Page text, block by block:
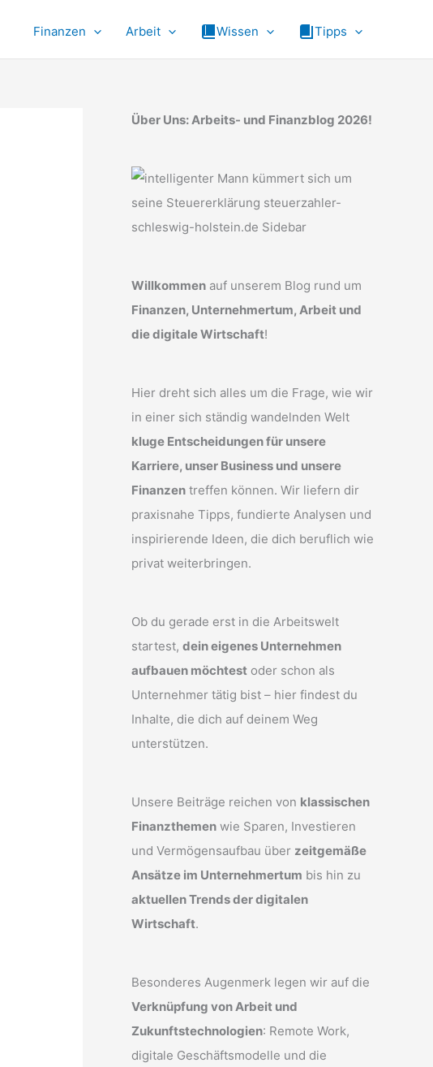
Finanzen Arbeit Wissen Tipps
Über Uns: Arbeits- und Finanzblog 2026!
Willkommen auf unserem Blog rund um
Finanzen, Unternehmertum, Arbeit und
die digitale Wirtschaft!
Hier dreht sich alles um die Frage, wie wir
in einer sich ständig wandelnden Welt
kluge Entscheidungen für unsere
Karriere, unser Business und unsere
Finanzen treffen können. Wir liefern dir
praxisnahe Tipps, fundierte Analysen und
inspirierende Ideen, die dich beruflich wie
privat weiterbringen.
Ob du gerade erst in die Arbeitswelt
startest, dein eigenes Unternehmen
aufbauen möchtest oder schon als
Unternehmer tätig bist – hier findest du
Inhalte, die dich auf deinem Weg
unterstützen.
Unsere Beiträge reichen von klassischen
Finanzthemen wie Sparen, Investieren
und Vermögensaufbau über zeitgemäße
Ansätze im Unternehmertum bis hin zu
aktuellen Trends der digitalen
Wirtschaft.
Besonderes Augenmerk legen wir auf die
Verknüpfung von Arbeit und
Zukunftstechnologien: Remote Work,
digitale Geschäftsmodelle und die